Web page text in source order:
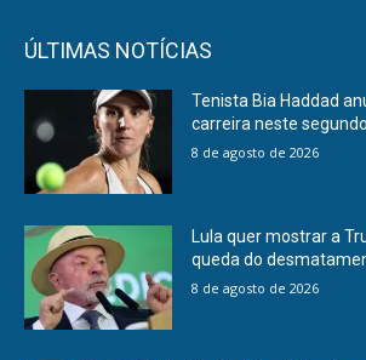
ÚLTIMAS NOTÍCIAS
Tenista Bia Haddad
carreira neste
8 de agosto de 2026
Lula quer mostrar a
queda do
8 de agosto de 2026